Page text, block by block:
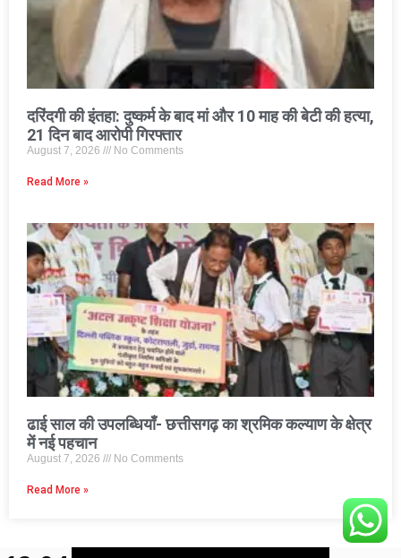
दरिंदगी की इंतहा: दुष्कर्म के बाद मां और 10 माह की बेटी की हत्या,
21 दिन बाद आरोपी गिरफ्तार
August 7, 2026 No Comments
Read More »
ढाई साल की उपलब्धियाँ- छत्तीसगढ़ का श्रमिक कल्याण के क्षेत्र
में नई पहचान
August 7, 2026 No Comments
Read More »